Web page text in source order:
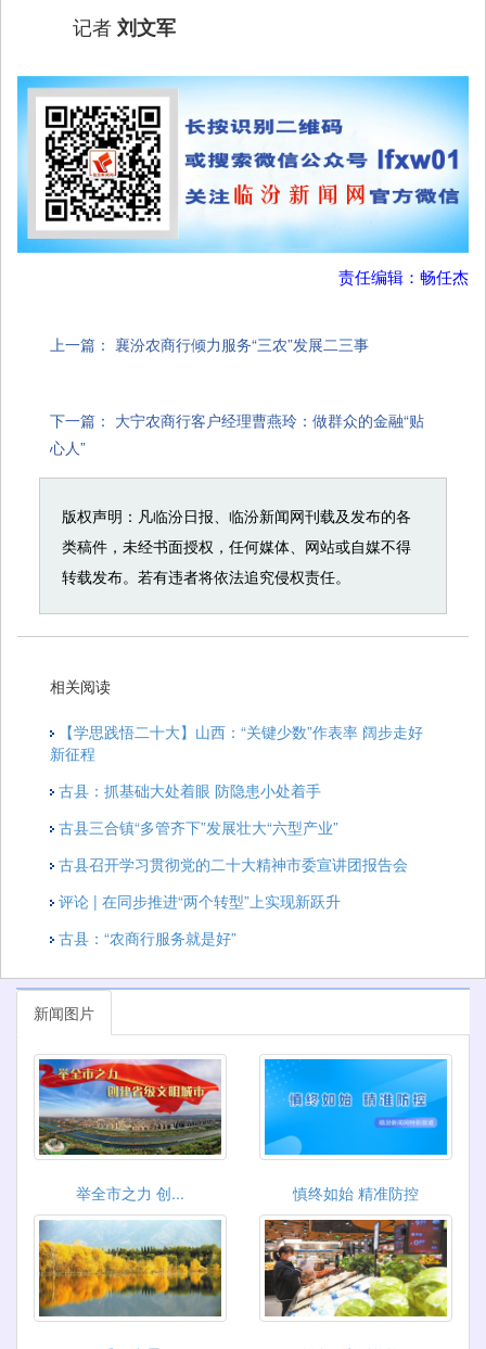
记者刘文军
责任编辑：畅任杰
上一篇： 襄汾农商行倾力服务“三农”发展二三事
下一篇： 大宁农商行客户经理曹燕玲：做群众的金融“贴
心人”
版权声明：凡临汾日报、临汾新闻网刊载及发布的各
类稿件，未经书面授权，任何媒体、网站或自媒不得
转载发布。若有违者将依法追究侵权责任。
相关阅读
【学思践悟二十大】山西：“关键少数”作表率 阔步走好
新征程
古县：抓基础大处着眼 防隐患小处着手
​古县三合镇“多管齐下”发展壮大“六型产业”
古县召开学习贯彻党的二十大精神市委宣讲团报告会
评论 | 在同步推进“两个转型”上实现新跃升
古县：“农商行服务就是好”
新闻图片
举全市之力 创... 慎终如始 精准防控